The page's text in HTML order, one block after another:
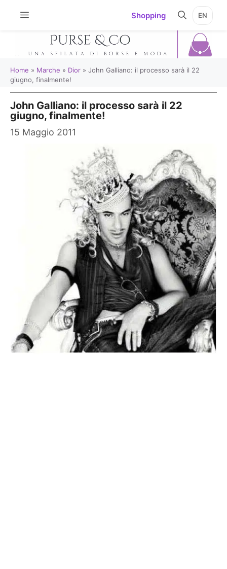
Shopping EN
Home » Marche » Dior » John Galliano: il processo sarà il 22
giugno, finalmente!
John Galliano: il processo sarà il 22
giugno, finalmente!
15 Maggio 2011